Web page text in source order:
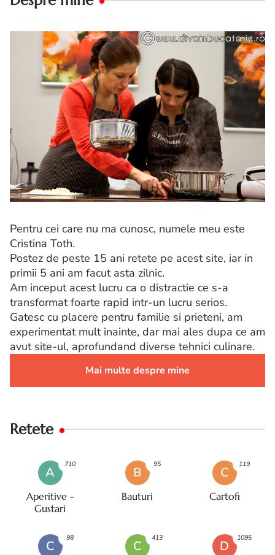
Pentru cei care nu ma cunosc, numele meu este
Cristina Toth.
Postez de peste 15 ani retete pe acest site, iar in
primii 5 ani am facut asta zilnic.
Am inceput acest lucru ca o distractie ce s-a
transformat foarte rapid intr-un lucru serios.
Gatesc cu placere pentru familie si prieteni, am
experimentat mult inainte, dar mai ales dupa ce am
avut site-ul, aprofundand diverse tehnici culinare.
Mai multe despre mine
Retete
A
Aperitive -
Gustari
710
B
Bauturi
95
C
Cartofi
119
C
98
C
413
D
1095